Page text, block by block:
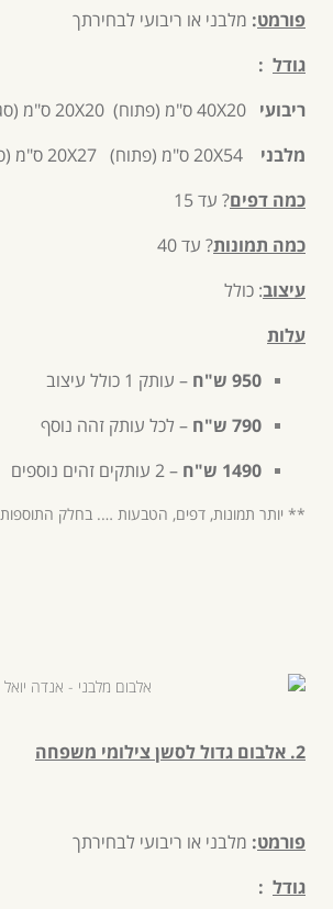
פורמט: מלבני או ריבועי לבחירתך
גודל :
ריבועי 40X20 ס"מ (פתוח) 20X20 ס"מ (סגור)
מלבני 20X54 ס"מ (פתוח) 20X27 ס"מ (סגור)
כמה דפים? עד 15
כמה תמונות? עד 40
עיצוב: כולל
עלות
950 ש"ח
– עותק 1 כולל עיצוב
790 ש"ח
– לכל עותק זהה נוסף
1490 ש"ח
– 2 עותקים זהים נוספים
** יותר תמונות, דפים, הטבעות …. בחלק התוספות
2. אלבום גדול לסשן צילומי משפחה
פורמט: מלבני או ריבועי לבחירתך
גודל :